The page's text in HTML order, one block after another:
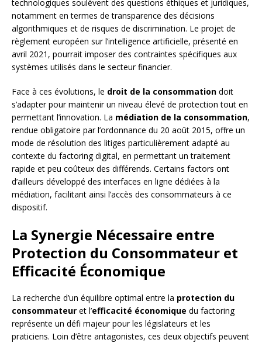
technologiques soulèvent des questions éthiques et juridiques,
notamment en termes de transparence des décisions
algorithmiques et de risques de discrimination. Le projet de
règlement européen sur l’intelligence artificielle, présenté en
avril 2021, pourrait imposer des contraintes spécifiques aux
systèmes utilisés dans le secteur financier.
Face à ces évolutions, le droit de la consommation doit
s’adapter pour maintenir un niveau élevé de protection tout en
permettant l’innovation. La médiation de la consommation,
rendue obligatoire par l’ordonnance du 20 août 2015, offre un
mode de résolution des litiges particulièrement adapté au
contexte du factoring digital, en permettant un traitement
rapide et peu coûteux des différends. Certains factors ont
d’ailleurs développé des interfaces en ligne dédiées à la
médiation, facilitant ainsi l’accès des consommateurs à ce
dispositif.
La Synergie Nécessaire entre
Protection du Consommateur et
Efficacité Économique
La recherche d’un équilibre optimal entre la protection du
consommateur et l’efficacité économique du factoring
représente un défi majeur pour les législateurs et les
praticiens. Loin d’être antagonistes, ces deux objectifs peuvent